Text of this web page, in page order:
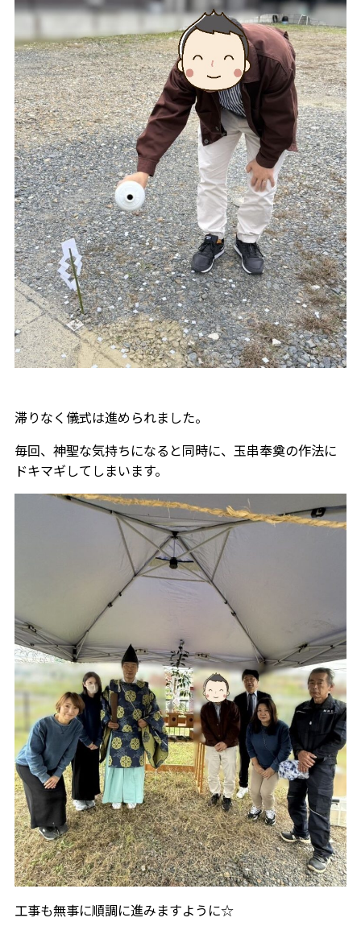
滞りなく儀式は進められました。
毎回、神聖な気持ちになると同時に、玉串奉奠の作法に
ドキマギしてしまいます。
工事も無事に順調に進みますように☆